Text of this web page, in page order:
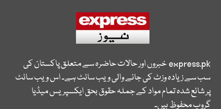
express.pkخبروں اور حالات حاضرہ سے متعلق پاکستان کی
سب سے زیادہ وزٹ کی جانے والی ویب سائٹ ہے۔ اس ویب سائٹ
پر شائع شدہ تمام مواد کے جملہ حقوق بحق ایکسپریس میڈیا
گروپ محفوظ ہیں۔